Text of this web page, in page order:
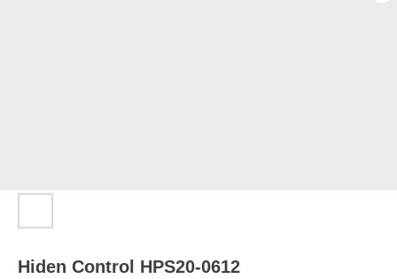
Hiden Control HPS20-0612